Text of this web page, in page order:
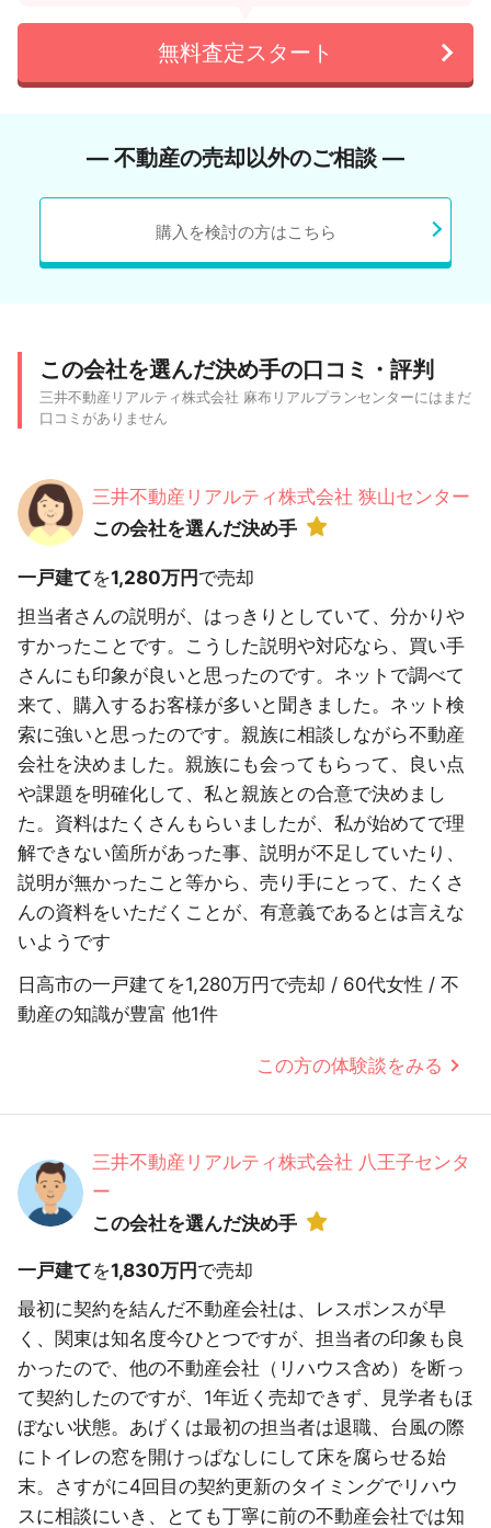
無料査定スタート
― 不動産の売却以外のご相談 ―
購入を検討の方はこちら
この会社を選んだ決め手の口コミ・評判
三井不動産リアルティ株式会社 麻布リアルプランセンターにはまだ
口コミがありません
三井不動産リアルティ株式会社 狭山センター
この会社を選んだ決め手
一戸建てを1,280万円で売却
担当者さんの説明が、はっきりとしていて、分かりや
すかったことです。こうした説明や対応なら、買い手
さんにも印象が良いと思ったのです。ネットで調べて
来て、購入するお客様が多いと聞きました。ネット検
索に強いと思ったのです。親族に相談しながら不動産
会社を決めました。親族にも会ってもらって、良い点
や課題を明確化して、私と親族との合意で決めまし
た。資料はたくさんもらいましたが、私が始めてで理
解できない箇所があった事、説明が不足していたり、
説明が無かったこと等から、売り手にとって、たくさ
んの資料をいただくことが、有意義であるとは言えな
いようです
日高市の一戸建てを1,280万円で売却 / 60代女性 / 不
動産の知識が豊富 他1件
この方の体験談をみる
三井不動産リアルティ株式会社 八王子センタ
ー
この会社を選んだ決め手
一戸建てを1,830万円で売却
最初に契約を結んだ不動産会社は、レスポンスが早
く、関東は知名度今ひとつですが、担当者の印象も良
かったので、他の不動産会社（リハウス含め）を断っ
て契約したのですが、1年近く売却できず、見学者もほ
ぼない状態。あげくは最初の担当者は退職、台風の際
にトイレの窓を開けっぱなしにして床を腐らせる始
末。さすがに4回目の契約更新のタイミングでリハウ
スに相談にいき、とても丁寧に前の不動産会社では知